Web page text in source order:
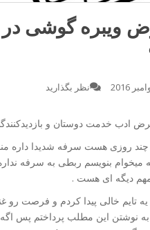
ویبره گوشی در
ادب خدمت دوستان و